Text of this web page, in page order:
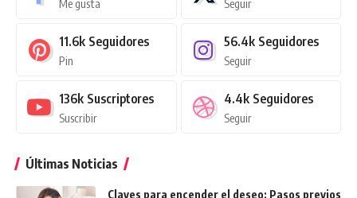
Me gusta Seguir
11.6k Seguidores
Pin
56.4k Seguidores
Seguir
136k Suscriptores
Suscribir
4.4k Seguidores
Seguir
Últimas Noticias
Claves para encender el deseo: Pasos previos